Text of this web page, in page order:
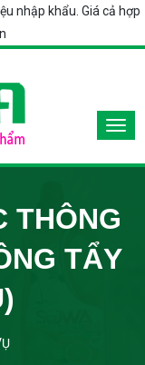
nhập khẩu. Giá cả hợp
THÔNG
TẨY